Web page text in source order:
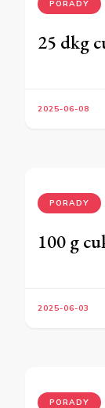
PORADY
25 dkg
2025-06-08
PORADY
100 g
2025-06-03
PORADY